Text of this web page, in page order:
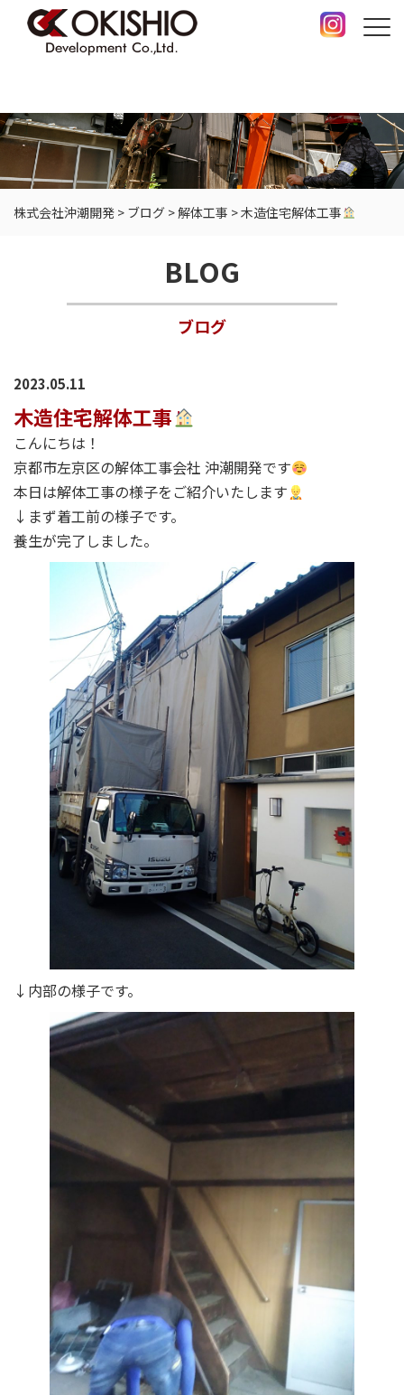
株式会社沖潮開発 > ブログ >解体工事 >木造住宅解体工事
BLOG
ブログ
2023.05.11
木造住宅解体工事
こんにちは！
京都市左京区の解体工事会社 沖潮開発です
本日は解体工事の様子をご紹介いたします
↓まず着工前の様子です。
養生が完了しました。
↓内部の様子です。